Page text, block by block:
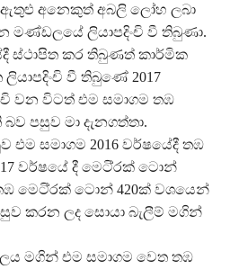
ඇතුළු අනෙකුත් අබලි ලෝහ ලබා
මණ්ඩලයේ ලියාපදිංචි වී තිබුණා.
ස්ථාපිත කර තිබුණත් කාර්මික
වී තිබුණේ 2017
වන විටත් එම සමාගම තඹ
පසුව මා දැනගත්තා.
එම සමාගම 2016 වර්ෂයේදී තඹ
වර්ෂයේ දී මෙටි්‍රක් ටොන්
තඹ මෙටි්‍රක් ටොන් 420ක් වශයෙන්
කරන ලද සොයා බැලීම් මගින්
මගින් එම සමාගම වෙත තඹ